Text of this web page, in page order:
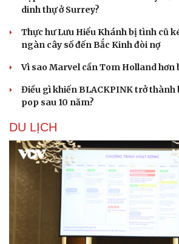
Sân khấu - Điện ảnh
Giải trí
Nghệ sĩ
Thời
Sao Việt
dinh thự ở Surrey?
Thực hư Lưu Hiểu Khánh bị tình cũ
ngàn cây số đến Bắc Kinh đòi nợ
Vì sao Marvel cần Tom Holland hơn
Điều gì khiến BLACKPINK trở thành
pop sau 10 năm?
DU LỊCH